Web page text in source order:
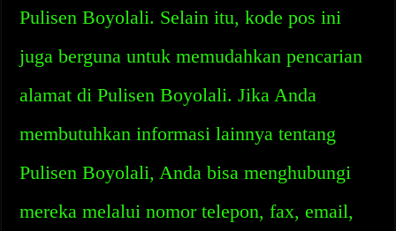
Pulisen Boyolali. Selain itu, kode pos ini
juga berguna untuk memudahkan pencarian
alamat di Pulisen Boyolali. Jika Anda
membutuhkan informasi lainnya tentang
Pulisen Boyolali, Anda bisa menghubungi
mereka melalui nomor telepon, fax, email,